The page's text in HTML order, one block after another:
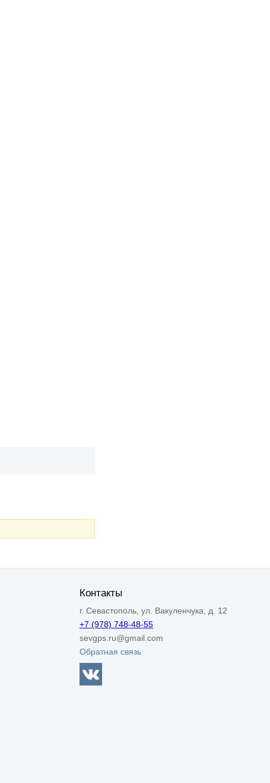
Контакты
г. Севастополь, ул. Вакуленчука, д. 12
+7 (978) 748-48-55
sevgps.ru@gmail.com
Обратная связь